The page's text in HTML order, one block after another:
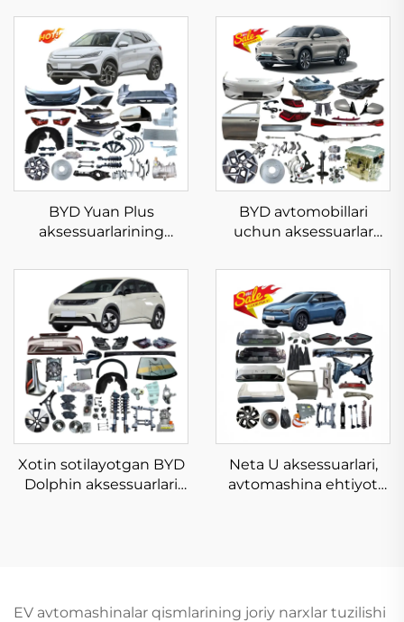
BYD Yuan Plus
aksessuarlarining
energiya transport
vositasining ehtiyot
qismlari BYD Atto 3
uchun tananing to'liq
jihozlari omborda
BYD avtomobillari
uchun aksessuarlar
qismlari BYD Song Plus
uchun tanani himoya
qoplamalari EV Dm-i
chempion ehtiyot
qismlari omborda
Xotin sotilayotgan BYD
Dolphin aksessuarlari
Neta U aksessuarlari,
avtomashina ehtiyot
EV avtomashinalar qismlarining joriy narxlar tuzilishi